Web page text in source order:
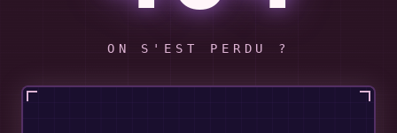
ON S'EST PERDU ?